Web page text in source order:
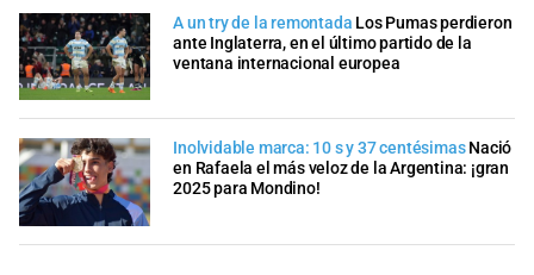
A un try de la remontada Los Pumas perdieron
ante Inglaterra, en el último partido de la
ventana internacional europea
Inolvidable marca: 10 s y 37 centésimas Nació
en Rafaela el más veloz de la Argentina: ¡gran
2025 para Mondino!